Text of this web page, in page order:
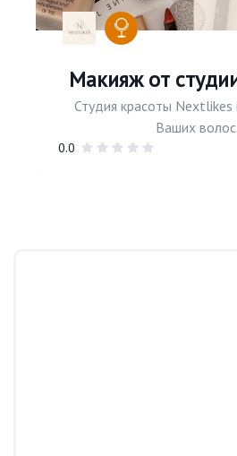
Макияж от
Студия красоты Nextlikes
Ваших
0.0